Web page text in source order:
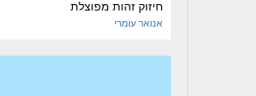
חיזוק זהות מפוצלת
אנוארעומרי